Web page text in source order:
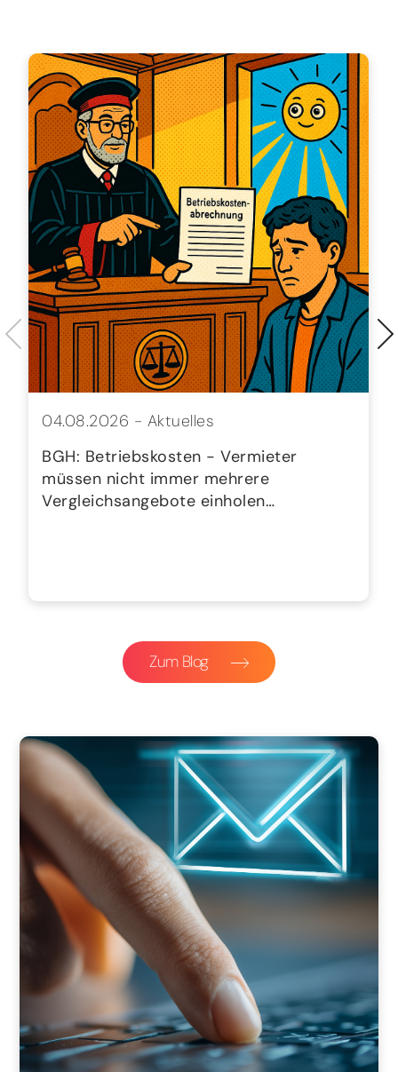
04.08.2026 - Aktuelles
BGH: Betriebskosten - Vermieter
müssen nicht immer mehrere
Vergleichsangebote einholen…
Zum Blog